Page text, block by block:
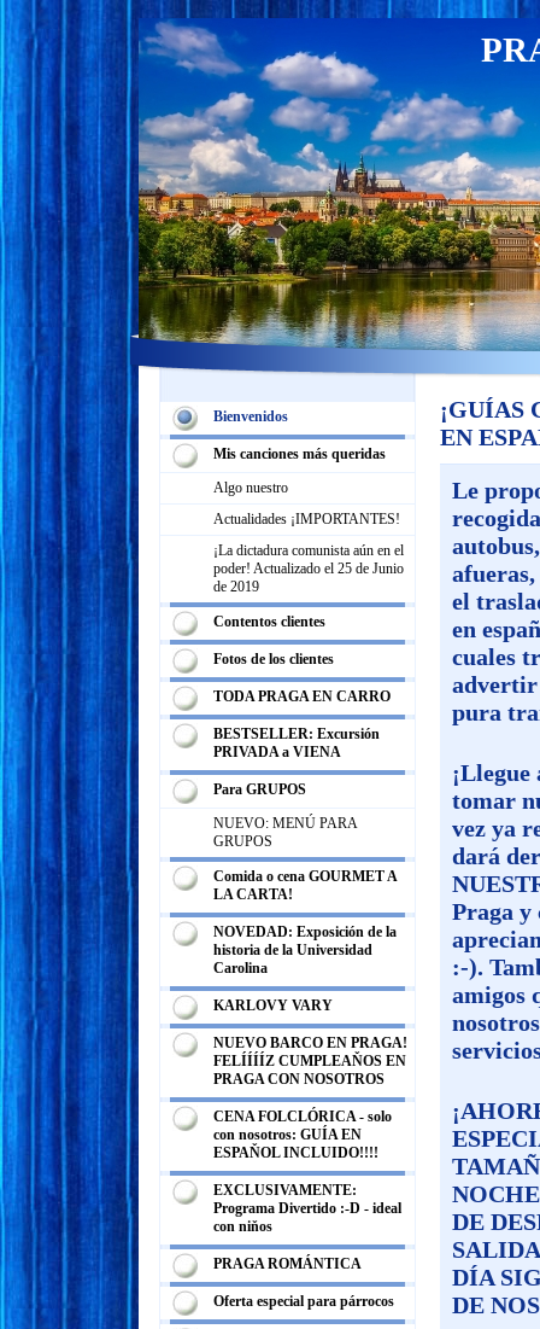
¡GUÍAS
EN
Le
el
en
cuales
advertir
pura
tomar
vez ya
dará
Praga y
:-).
amigos
DE
DÍA
DE
Bienvenidos
Mis canciones más queridas
Algo nuestro
Actualidades ¡IMPORTANTES!
¡La dictadura comunista aún en el
poder! Actualizado el 25 de Junio
de 2019
Contentos clientes
Fotos de los clientes
TODA PRAGA EN CARRO
BESTSELLER: Excursión
PRIVADA a VIENA
Para GRUPOS
NUEVO: MENÚ PARA
GRUPOS
Comida o cena GOURMET A
LA CARTA!
NOVEDAD: Exposición de la
historia de la Universidad
Carolina
KARLOVY VARY
NUEVO BARCO EN PRAGA!
FELÍÍÍÍZ CUMPLEAŇOS EN
PRAGA CON NOSOTROS
CENA FOLCLÓRICA - solo
con nosotros: GUÍA EN
ESPAŇOL INCLUIDO!!!!
EXCLUSIVAMENTE:
Programa Divertido :-D - ideal
con niňos
PRAGA ROMÁNTICA
Oferta especial para párrocos